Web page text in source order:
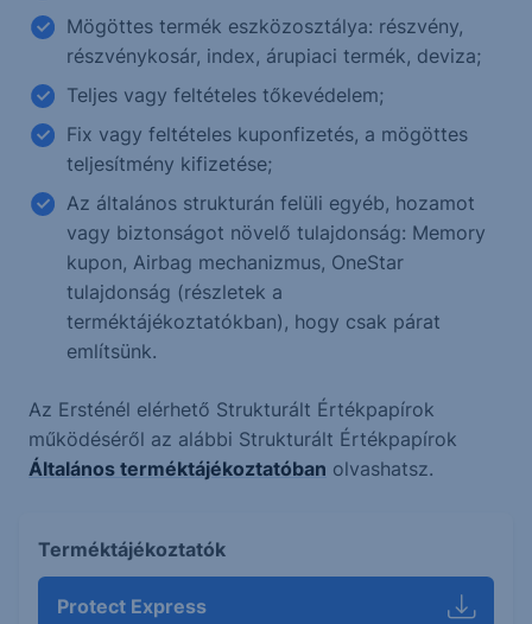
Mögöttes termék eszközosztálya: részvény,
részvénykosár, index, árupiaci termék, deviza;
Teljes vagy feltételes tőkevédelem;
Fix vagy feltételes kuponfizetés, a mögöttes
teljesítmény kifizetése;
Az általános strukturán felüli egyéb, hozamot
vagy biztonságot növelő tulajdonság: Memory
kupon, Airbag mechanizmus, OneStar
tulajdonság (részletek a
terméktájékoztatókban), hogy csak párat
említsünk.
Az Ersténél elérhető Strukturált Értékpapírok
működéséről az alábbi Strukturált Értékpapírok
Általános terméktájékoztatóban olvashatsz.
Terméktájékoztatók
Protect Express